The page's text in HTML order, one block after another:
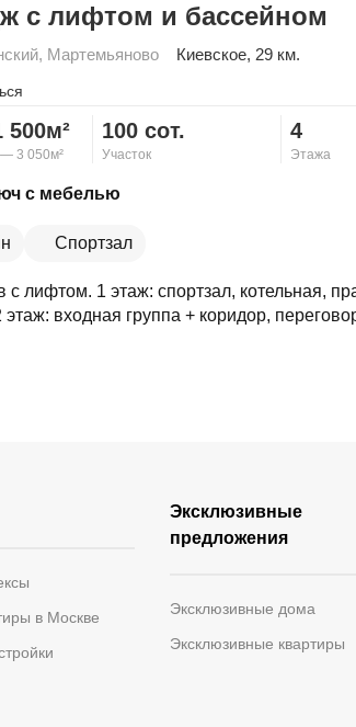
с лифтом и бассейном
, Мартемьяново Киевское, 29 км.
ссылку
— 3 050м²
100 сот.
Участок
4
Этажа
с мебелью
Спортзал
с лифтом. 1 этаж: спортзал, котельная,
входная группа + коридор,
в Москве
Эксклюзивные
предложения
Эксклюзивные дома
Эксклюзивные квартиры